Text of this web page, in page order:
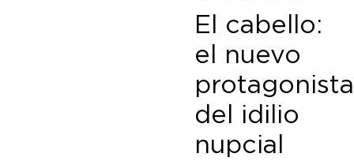
El cabello:
el nuevo
protagonista
del idilio
nupcial